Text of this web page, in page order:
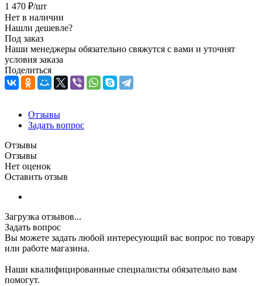
1 470 ₽/шт
Нет в наличии
Нашли дешевле?
Под заказ
Наши менеджеры обязательно свяжутся с вами и уточнят
условия заказа
Поделиться
Отзывы
Задать вопрос
Отзывы
Отзывы
Нет оценок
Оставить отзыв
Загрузка отзывов...
Задать вопрос
Вы можете задать любой интересующий вас вопрос по товару
или работе магазина.
Наши квалифицированные специалисты обязательно вам
помогут.